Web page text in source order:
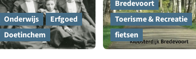
Onderwijs
Erfgoed
Doetinchem
Bredevoort
Toerisme & Recreatie
fietsen